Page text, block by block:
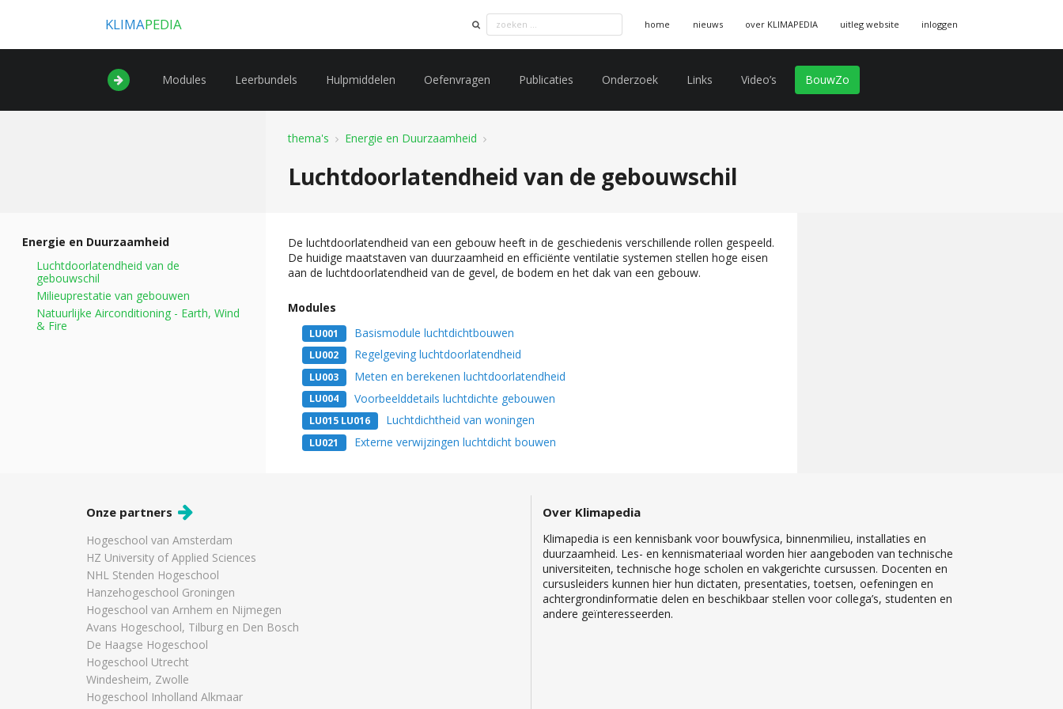
KLIMAPEDIA home nieuws over KLIMAPEDIA uitleg website inloggen
Modules Leerbundels Hulpmiddelen Oefenvragen Publicaties Onderzoek Links Video’s BouwZo
thema's Energie en Duurzaamheid
Luchtdoorlatendheid van de gebouwschil
Energie en Duurzaamheid
Luchtdoorlatendheid van de
gebouwschil
Milieuprestatie van gebouwen
Natuurlijke Airconditioning - Earth, Wind
& Fire
De luchtdoorlatendheid van een gebouw heeft in de geschiedenis verschillende rollen gespeeld.
De huidige maatstaven van duurzaamheid en efficiënte ventilatie systemen stellen hoge eisen
aan de luchtdoorlatendheid van de gevel, de bodem en het dak van een gebouw.
Modules
LU001 Basismodule luchtdichtbouwen
LU002 Regelgeving luchtdoorlatendheid
LU003 Meten en berekenen luchtdoorlatendheid
LU004 Voorbeelddetails luchtdichte gebouwen
LU015 LU016 Luchtdichtheid van woningen
LU021 Externe verwijzingen luchtdicht bouwen
Onze partners
Hogeschool van Amsterdam
HZ University of Applied Sciences
NHL Stenden Hogeschool
Hanzehogeschool Groningen
Hogeschool van Arnhem en Nijmegen
Avans Hogeschool, Tilburg en Den Bosch
De Haagse Hogeschool
Hogeschool Utrecht
Windesheim, Zwolle
Hogeschool Inholland Alkmaar
Over Klimapedia
Klimapedia is een kennisbank voor bouwfysica, binnenmilieu, installaties en
duurzaamheid. Les- en kennismateriaal worden hier aangeboden van technische
universiteiten, technische hoge scholen en vakgerichte cursussen. Docenten en
cursusleiders kunnen hier hun dictaten, presentaties, toetsen, oefeningen en
achtergrondinformatie delen en beschikbaar stellen voor collega’s, studenten en
andere geïnteresseerden.